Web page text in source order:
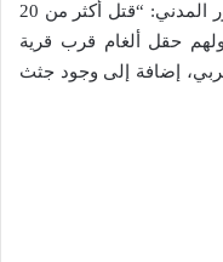
وقال مصدر في مجلس محافظة دير الزور المدني: “قتل أكثر من 20
حقل ألغام قرب قرية
إضافة إلى وجود جثث